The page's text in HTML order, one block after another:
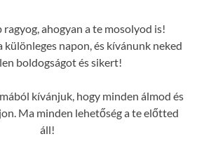
ragyog, ahogyan a te mosolyod is!
különleges napon, és kívánunk neked
boldogságot és sikert!
kívánjuk, hogy minden álmod és
Ma minden lehetőség a te előtted
áll!